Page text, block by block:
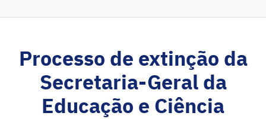
Processo de extinção da
Secretaria-Geral da
Educação e Ciência